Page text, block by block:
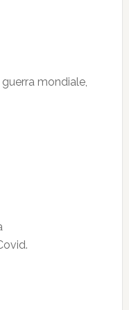
mondiale,